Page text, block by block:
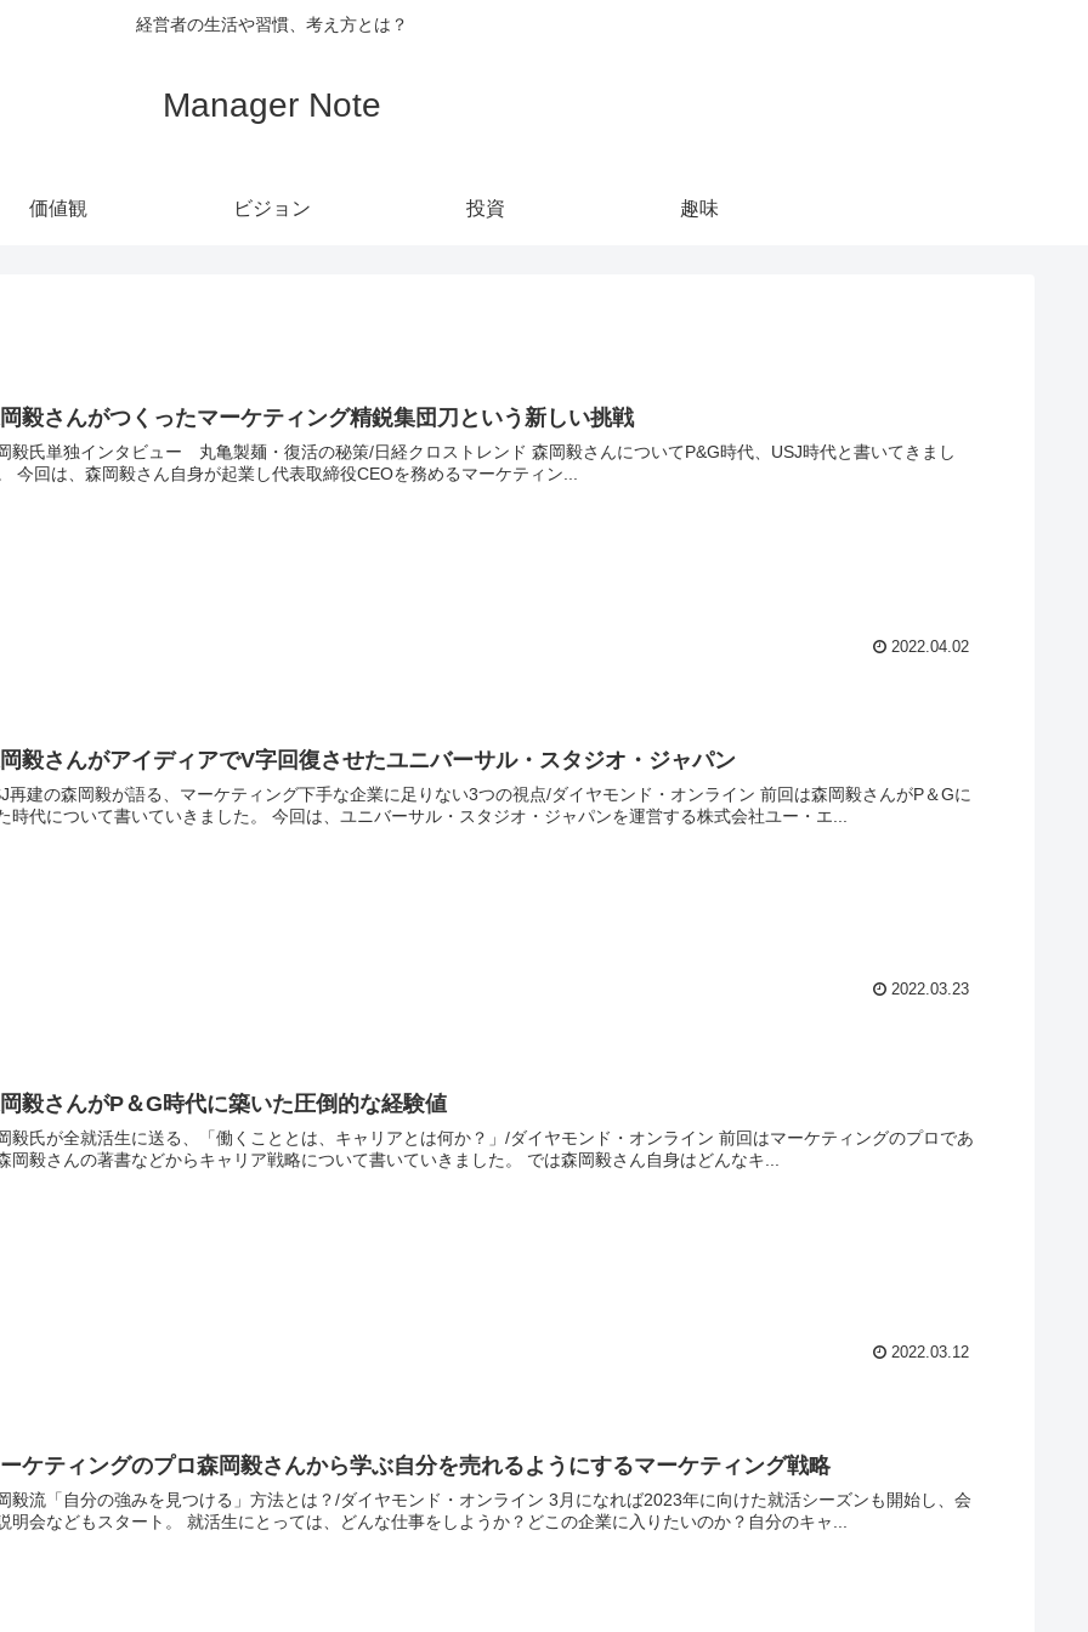
経営者の生活や習慣、考え方とは？
Manager Note
価値観 ビジョン 投資 趣味
毅さんがつくったマーケティング精鋭集団刀という新しい挑戦
氏単独インタビュー 丸亀製麺・復活の秘策/日経クロストレンド 森岡毅さんについてP&G時代、USJ時代と書いてきまし
た。 今回は、森岡毅さん自身が起業し代表取締役CEOを務めるマーケティン...
2022.04.02
毅さんがアイディアでV字回復させたユニバーサル・スタジオ・ジャパン
再建の森岡毅が語る、マーケティング下手な企業に足りない3つの視点/ダイヤモンド・オンライン 前回は森岡毅さんがP＆Gに
いた時代について書いていきました。 今回は、ユニバーサル・スタジオ・ジャパンを運営する株式会社ユー・エ...
2022.03.23
毅さんがP＆G時代に築いた圧倒的な経験値
毅氏が全就活生に送る、「働くこととは、キャリアとは何か？」/ダイヤモンド・オンライン 前回はマーケティングのプロであ
る森岡毅さんの著書などからキャリア戦略について書いていきました。 では森岡毅さん自身はどんなキ...
2022.03.12
ケティングのプロ森岡毅さんから学ぶ自分を売れるようにするマーケティング戦略
流「自分の強みを見つける」方法とは？/ダイヤモンド・オンライン 3月になれば2023年に向けた就活シーズンも開始し、会
社説明会などもスタート。 就活生にとっては、どんな仕事をしようか？どこの企業に入りたいのか？自分のキャ...